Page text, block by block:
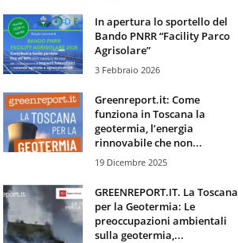
In apertura lo sportello del
Bando PNRR “Facility Parco
Agrisolare”
3 Febbraio 2026
Greenreport.it: Come
funziona in Toscana la
geotermia, l’energia
rinnovabile che non...
19 Dicembre 2025
GREENREPORT.IT. La Toscana
per la Geotermia: Le
preoccupazioni ambientali
sulla geotermia,...